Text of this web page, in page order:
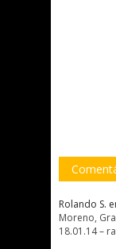
Rolando S.
Moreno,
18.01.14 –